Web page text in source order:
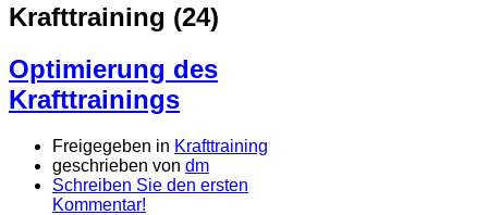
Krafttraining (24)
Optimierung des
Krafttrainings
Freigegeben in Krafttraining
geschrieben von dm
Schreiben Sie den ersten
Kommentar!